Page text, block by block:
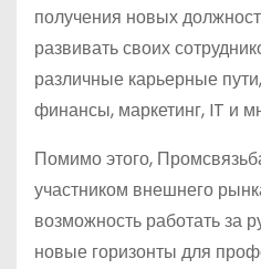
получения новых
развивать своих
различные карьерные
финансы, маркетинг, IT и
Помимо этого,
участником внешнего
возможность работать за
новые горизонты для